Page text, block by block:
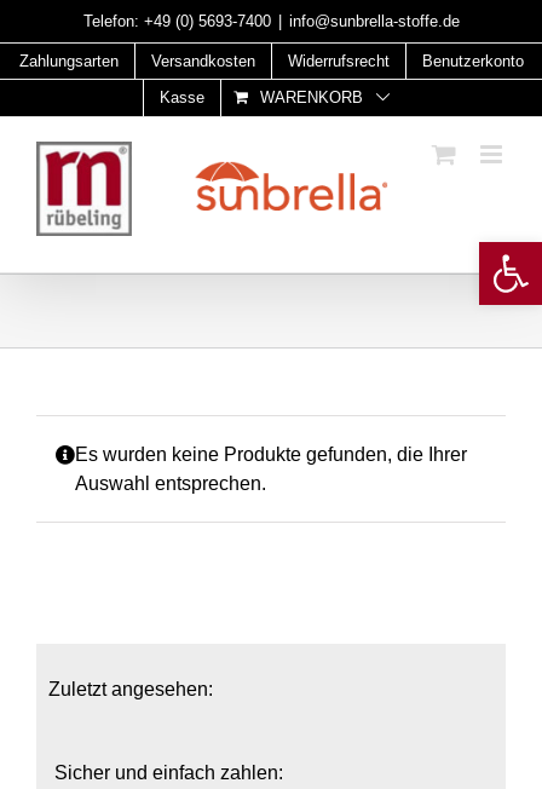
to
content
Telefon: +49 (0) 5693-7400 info@sunbrella-stoffe.de
Zahlungsarten Versandkosten Widerrufsrecht
Benutzerkonto
Kasse
WARENKORB
Es wurden keine Produkte gefunden, die Ihrer
Auswahl entsprechen.
Zuletzt angesehen:
Sicher und einfach zahlen: